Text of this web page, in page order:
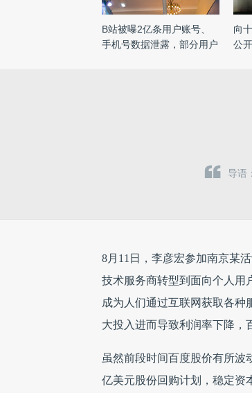
B站被曝2亿条用户账号、
手机号数据泄露，部分用户
向
公
导语
8月11日，李彦宏参加南京某
技术服务商转型到面向个人用
成为人们通过互联网获取各种
大投入进而导致利润率下降，
虽然前段时间百度股价有所波
亿美元股份回购计划，稳定资